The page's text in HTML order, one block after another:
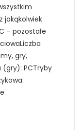
jakąkolwiek
– pozostałe
gry,
PCTryby